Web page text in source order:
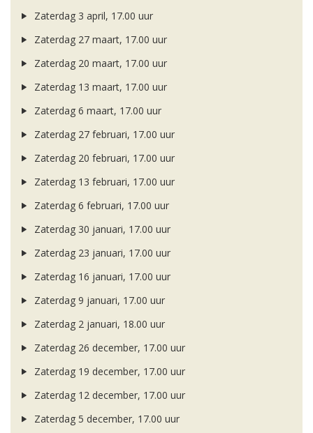
Zaterdag 3 april, 17.00 uur
Zaterdag 27 maart, 17.00 uur
Zaterdag 20 maart, 17.00 uur
Zaterdag 13 maart, 17.00 uur
Zaterdag 6 maart, 17.00 uur
Zaterdag 27 februari, 17.00 uur
Zaterdag 20 februari, 17.00 uur
Zaterdag 13 februari, 17.00 uur
Zaterdag 6 februari, 17.00 uur
Zaterdag 30 januari, 17.00 uur
Zaterdag 23 januari, 17.00 uur
Zaterdag 16 januari, 17.00 uur
Zaterdag 9 januari, 17.00 uur
Zaterdag 2 januari, 18.00 uur
Zaterdag 26 december, 17.00 uur
Zaterdag 19 december, 17.00 uur
Zaterdag 12 december, 17.00 uur
Zaterdag 5 december, 17.00 uur